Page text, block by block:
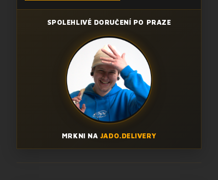
SPOLEHLIVÉ DORUČENÍ PO PRAZE
MRKNI NA JADO.DELIVERY